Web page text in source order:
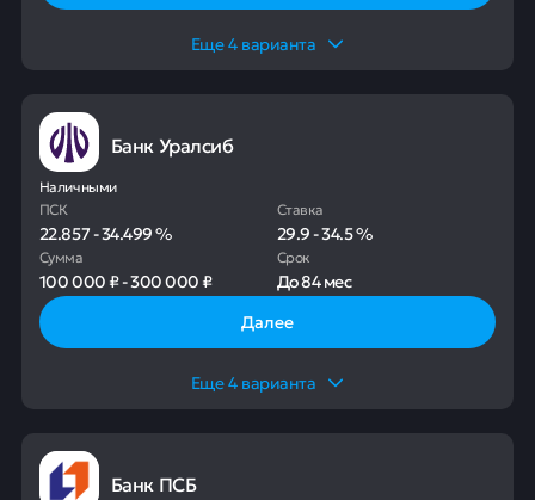
Еще4 варианта
Банк Уралсиб
Наличными
ПСК
22.857-34.499%
Ставка
29.9-34.5%
Сумма
100 000 ₽-300 000 ₽
Срок
До84 мес
Далее
Еще4 варианта
Банк ПСБ